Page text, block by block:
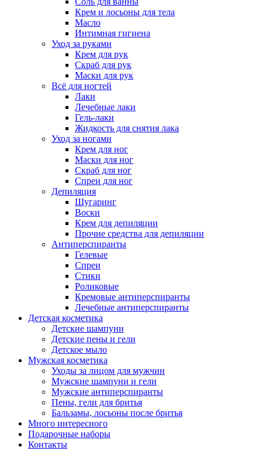
Крем и лосьоны для тела
Масло
Интимная гигиена
Уход за руками
Крем для рук
Скраб для рук
Маски для рук
Всё для ногтей
Лаки
Лечебные лаки
Гель-лаки
Жидкость для снятия лака
Уход за ногами
Крем для ног
Маски для ног
Скраб для ног
Спреи для ног
Депиляция
Шугаринг
Воски
Крем для депиляции
Прочие средства для депиляции
Антиперспиранты
Гелевые
Спреи
Стики
Роликовые
Кремовые антиперспиранты
Лечебные антиперспиранты
Детская косметика
Детские шампуни
Детские пены и гели
Детское мыло
Мужская косметика
Уходы за лицом для мужчин
Мужские шампуни и гели
Мужские антиперспиранты
Пены, гели для бритья
Бальзамы, лосьоны после бритья
Много интересного
Подарочные наборы
Контакты